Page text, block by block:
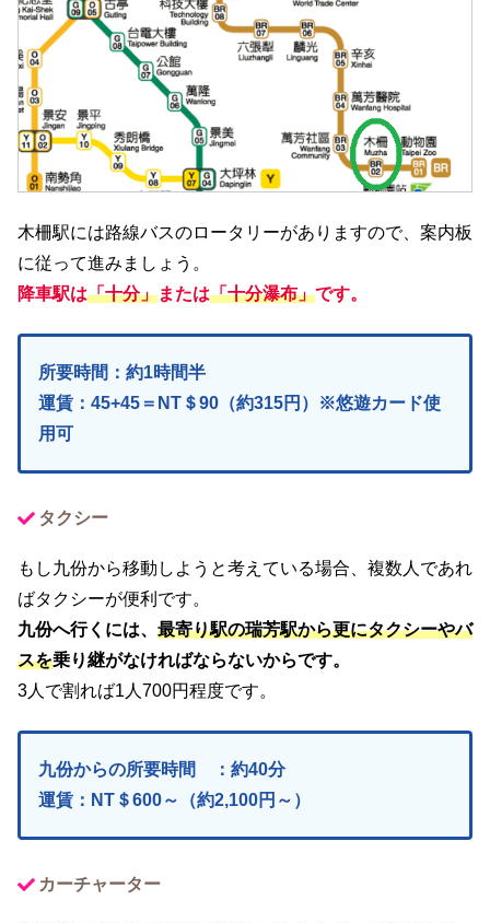
木柵駅には路線バスのロータリーがありますので、案内板
に従って進みましょう。
降車駅は「十分」または「十分瀑布」です。
所要時間：約1時間半
運賃：45+45＝NT＄90（約315円）※悠遊カード使
用可
タクシー
もし九份から移動しようと考えている場合、複数人であれ
ばタクシーが便利です。
九份へ行くには、 最寄り駅の瑞芳駅から更にタクシーやバ
スを乗り継がなければならないからです。
3人で割れば1人700円程度です。
九份からの所要時間 ：約40分
運賃：NT＄600～（約2,100円～）
カーチャーター